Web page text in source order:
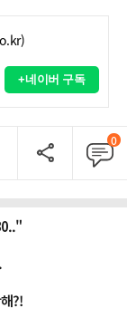
+네이버 구독
0